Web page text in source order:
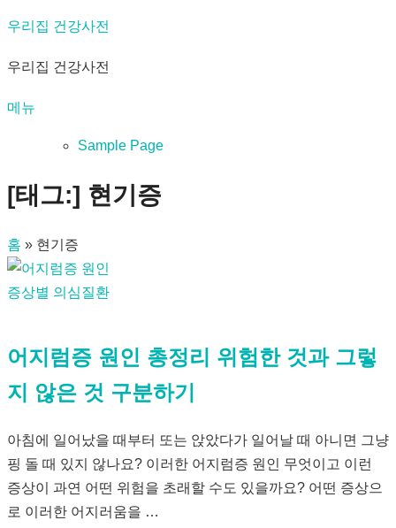
내
으
기
우리집 건강사전
우리집 건강사전
메뉴
Sample Page
[태그:] 현기증
홈 » 현기증
증상별 의심질환
어지럼증 원인 총정리 위험한 것과 그렇
지 않은 것 구분하기
아침에 일어났을 때부터 또는 앉았다가 일어날 때 아니면 그냥
핑 돌 때 있지 않나요? 이러한 어지럼증 원인 무엇이고 이런
증상이 과연 어떤 위험을 초래할 수도 있을까요? 어떤 증상으
로 이러한 어지러움을 …